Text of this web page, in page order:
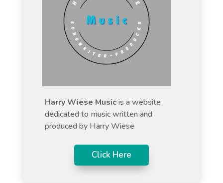
Harry Wiese Musicis a website
dedicated to music written and
produced by Harry Wiese
Click Here